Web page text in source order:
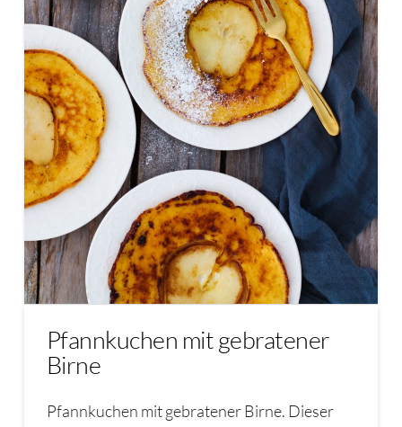
Pfannkuchen mit gebratener
Birne
Pfannkuchen mit gebratener Birne. Dieser